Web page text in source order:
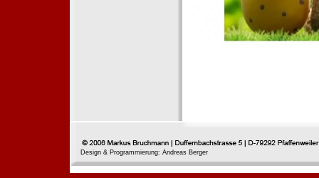
Design & Programmierung: Andreas Berger